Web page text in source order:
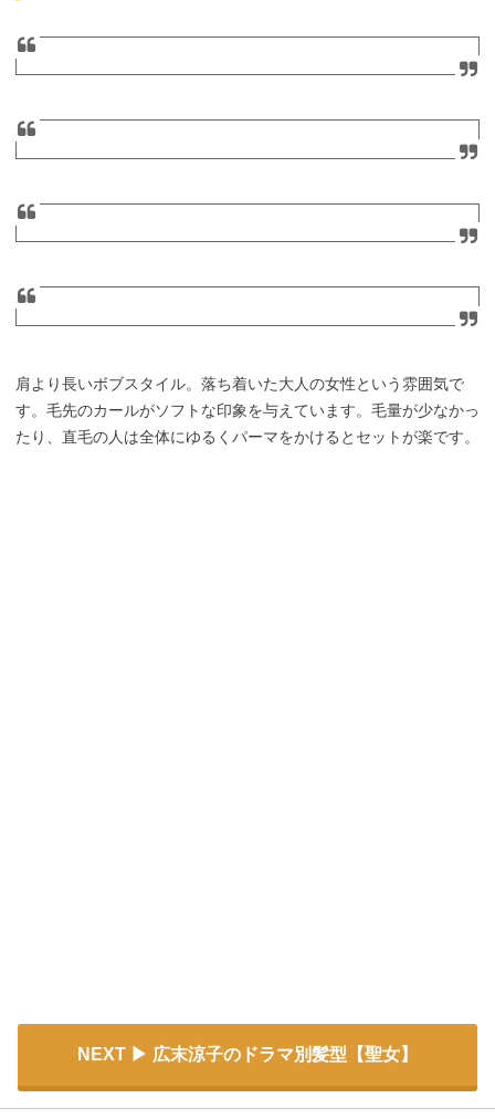
肩より長いボブスタイル。落ち着いた大人の女性という雰囲気で
す。毛先のカールがソフトな印象を与えています。毛量が少なかっ
たり、直毛の人は全体にゆるくパーマをかけるとセットが楽です。
NEXT 広末涼子のドラマ別髪型【聖女】